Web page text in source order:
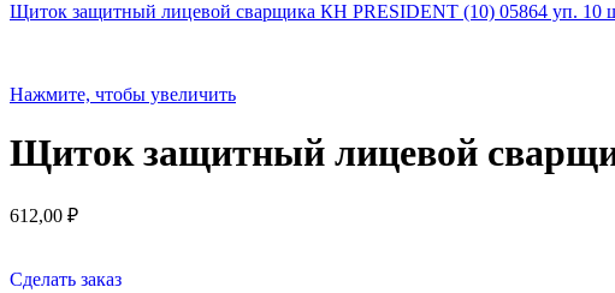
Щиток защитный лицевой сварщика КН PRESIDENT (10) 05864 уп. 10
Нажмите, чтобы увеличить
Щиток защитный лицевой
612,00 ₽
Сделать заказ